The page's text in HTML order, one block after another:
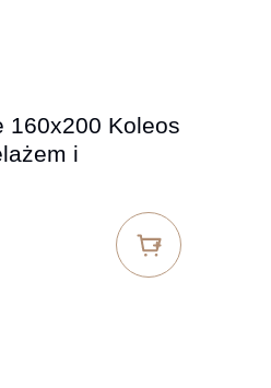
160x200 Koleos
i